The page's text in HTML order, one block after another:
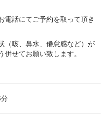
電話にてご予約を取って頂き
（咳、鼻水、倦怠感など）が
せてお願い致します。